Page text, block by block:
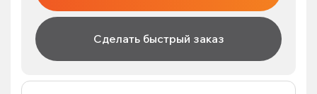
Сделать быстрый заказ